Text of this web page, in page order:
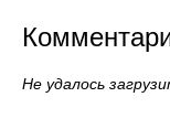
Не удалось